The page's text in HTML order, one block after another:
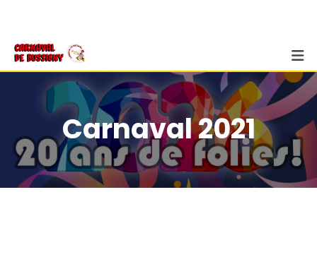
Carnaval 2021